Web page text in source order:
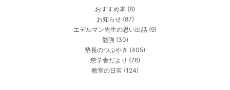
おすすめ本 (8)
お知らせ(87)
エデルマン先生の思い出話 (9)
勉強 (30)
塾長のつぶやき (405)
悠学舎だより (76)
教室の日常 (124)